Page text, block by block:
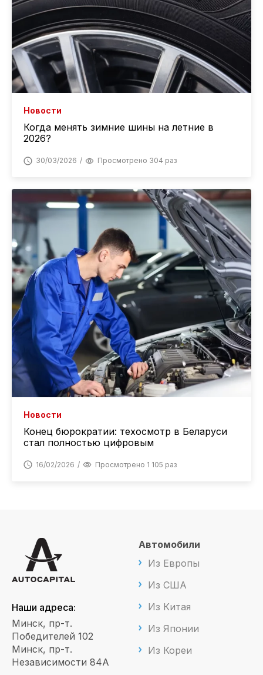
Новости
Когда менять зимние шины на летние в
2026?
30/03/2026 Просмотрено 304 раз
Новости
Конец бюрократии: техосмотр в Беларуси
стал полностью цифровым
16/02/2026 Просмотрено 1 105 раз
Наши адреса:
Минск, пр-т.
Победителей 102
Минск, пр-т.
Независимости 84А
Автомобили
Из Европы
Из США
Из Китая
Из Японии
Из Кореи